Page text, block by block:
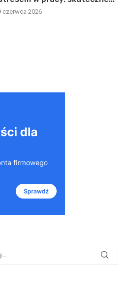
czerwca 2026